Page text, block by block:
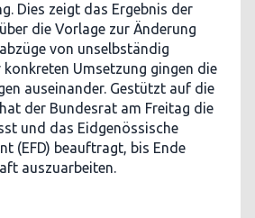
Dies zeigt das Ergebnis der
die Vorlage zur Änderung
von unselbständig
konkreten Umsetzung gingen die
auseinander. Gestützt auf die
der Bundesrat am Freitag die
und das Eidgenössische
(EFD) beauftragt, bis Ende
auszuarbeiten.